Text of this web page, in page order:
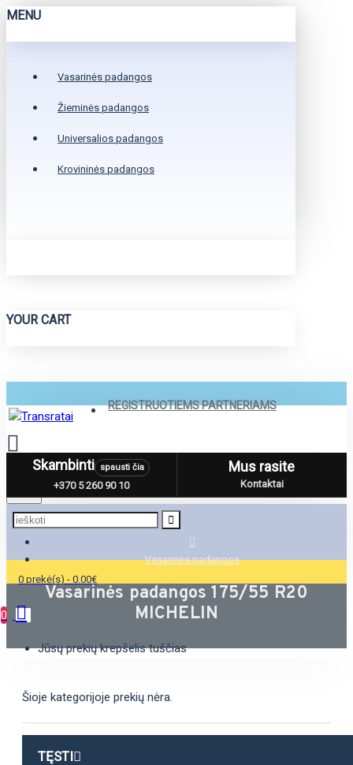
MENU
Vasarinės padangos
Žieminės padangos
Universalios padangos
Krovininės padangos
YOUR CART
REGISTRUOTIEMS PARTNERIAMS
Menu
0 prekė(s) - 0.00€
0
Jūsų prekių krepšelis tuščias
Skambinti spausti čia
+370 5 260 90 10
Mus rasite
Kontaktai
Vasarinės padangos
Vasarinės padangos 175/55 R20
MICHELIN
Šioje kategorijoje prekių nėra.
TĘSTI